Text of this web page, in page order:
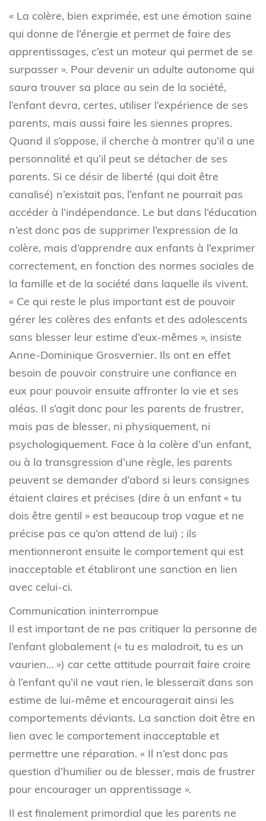
« La colère, bien exprimée, est une émotion saine
qui donne de l’énergie et permet de faire des
apprentissages, c’est un moteur qui permet de se
surpasser ». Pour devenir un adulte autonome qui
saura trouver sa place au sein de la société,
l’enfant devra, certes, utiliser l’expérience de ses
parents, mais aussi faire les siennes propres.
Quand il s’oppose, il cherche à montrer qu’il a une
personnalité et qu’il peut se détacher de ses
parents. Si ce désir de liberté (qui doit être
canalisé) n’existait pas, l’enfant ne pourrait pas
accéder à l’indépendance. Le but dans l’éducation
n’est donc pas de supprimer l’expression de la
colère, mais d’apprendre aux enfants à l’exprimer
correctement, en fonction des normes sociales de
la famille et de la société dans laquelle ils vivent.
« Ce qui reste le plus important est de pouvoir
gérer les colères des enfants et des adolescents
sans blesser leur estime d’eux-mêmes », insiste
Anne-Dominique Grosvernier. Ils ont en effet
besoin de pouvoir construire une confiance en
eux pour pouvoir ensuite affronter la vie et ses
aléas. Il s’agit donc pour les parents de frustrer,
mais pas de blesser, ni physiquement, ni
psychologiquement. Face à la colère d’un enfant,
ou à la transgression d’une règle, les parents
peuvent se demander d’abord si leurs consignes
étaient claires et précises (dire à un enfant « tu
dois être gentil » est beaucoup trop vague et ne
précise pas ce qu’on attend de lui) ; ils
mentionneront ensuite le comportement qui est
inacceptable et établiront une sanction en lien
avec celui-ci.
Communication ininterrompue
Il est important de ne pas critiquer la personne de
l’enfant globalement (« tu es maladroit, tu es un
vaurien… ») car cette attitude pourrait faire croire
à l’enfant qu’il ne vaut rien, le blesserait dans son
estime de lui-même et encouragerait ainsi les
comportements déviants. La sanction doit être en
lien avec le comportement inacceptable et
permettre une réparation. « Il n’est donc pas
question d’humilier ou de blesser, mais de frustrer
pour encourager un apprentissage ».
Il est finalement primordial que les parents ne